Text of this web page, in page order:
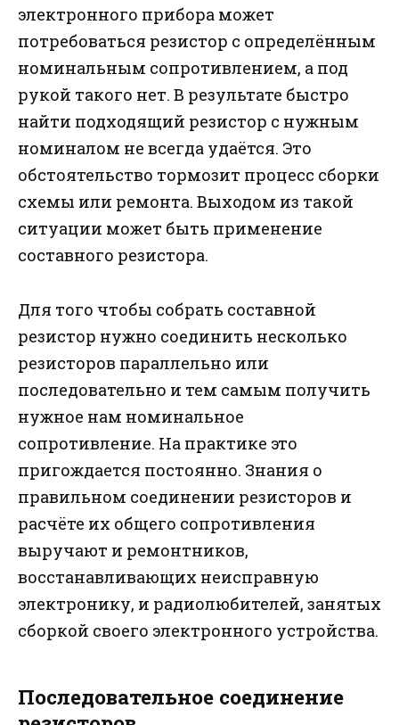
электронного прибора может
потребоваться резистор с определённым
номинальным сопротивлением, а под
рукой такого нет. В результате быстро
найти подходящий резистор с нужным
номиналом не всегда удаётся. Это
обстоятельство тормозит процесс сборки
схемы или ремонта. Выходом из такой
ситуации может быть применение
составного резистора.
Для того чтобы собрать составной
резистор нужно соединить несколько
резисторов параллельно или
последовательно и тем самым получить
нужное нам номинальное
сопротивление. На практике это
пригождается постоянно. Знания о
правильном соединении резисторов и
расчёте их общего сопротивления
выручают и ремонтников,
восстанавливающих неисправную
электронику, и радиолюбителей, занятых
сборкой своего электронного устройства.
Последовательное соединение